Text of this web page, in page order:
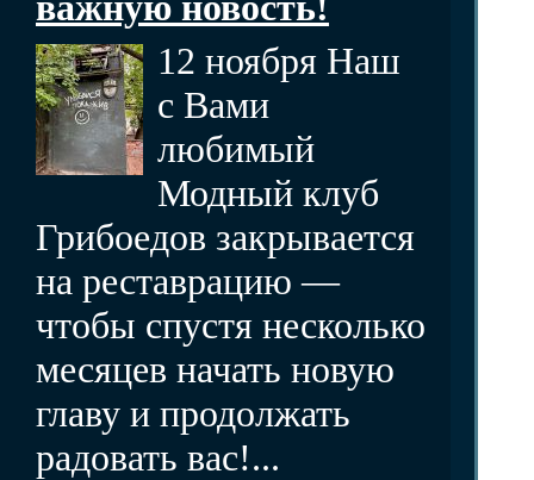
12 ноября Наш
с Вами
любимый
Модный клуб
Грибоедов закрывается
на реставрацию —
чтобы спустя несколько
месяцев начать новую
главу и продолжать
радовать вас!...